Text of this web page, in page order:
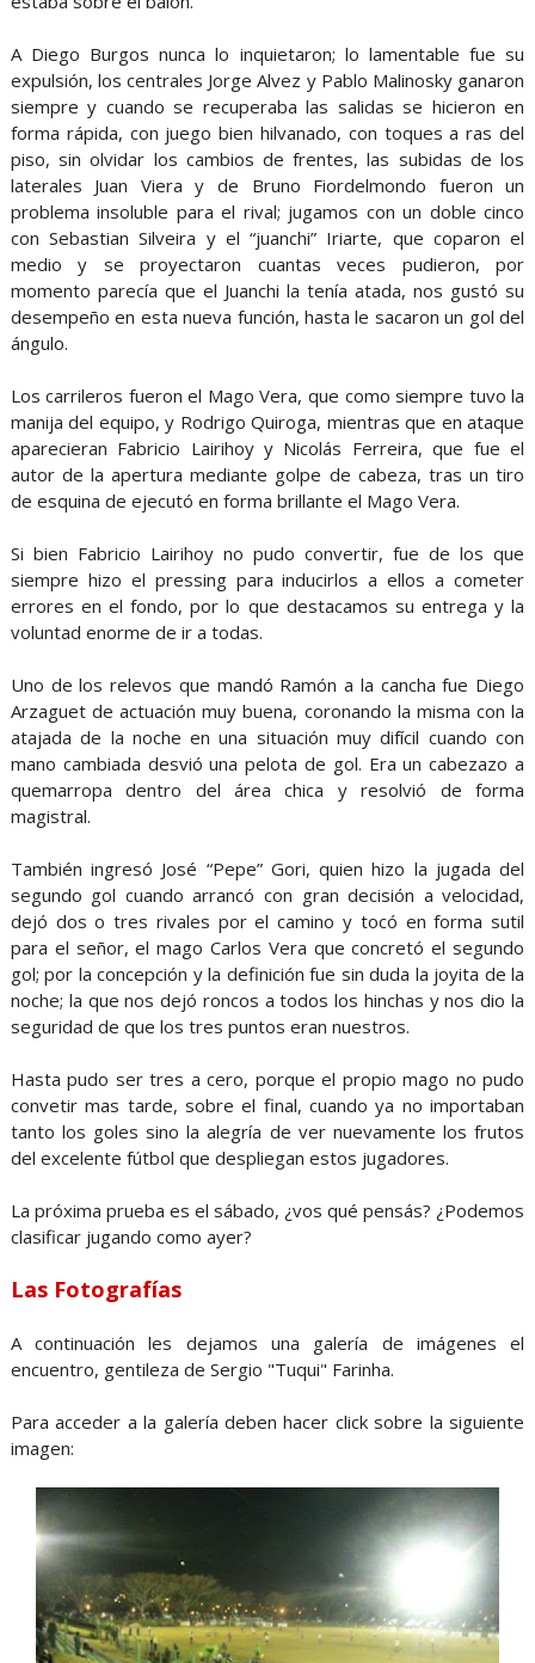
A Diego Burgos nunca lo inquietaron; lo lamentable fue su
expulsión, los centrales Jorge Alvez y Pablo Malinosky ganaron
siempre y cuando se recuperaba las salidas se hicieron en
forma rápida, con juego bien hilvanado, con toques a ras del
piso, sin olvidar los cambios de frentes, las subidas de los
laterales Juan Viera y de Bruno Fiordelmondo fueron un
problema insoluble para el rival; jugamos con un doble cinco
con Sebastian Silveira y el “juanchi” Iriarte, que coparon el
medio y se proyectaron cuantas veces pudieron, por
momento parecía que el Juanchi la tenía atada, nos gustó su
desempeño en esta nueva función, hasta le sacaron un gol del
ángulo.
Los carrileros fueron el Mago Vera, que como siempre tuvo la
manija del equipo, y Rodrigo Quiroga, mientras que en ataque
aparecieran Fabricio Lairihoy y Nicolás Ferreira, que fue el
autor de la apertura mediante golpe de cabeza, tras un tiro
de esquina de ejecutó en forma brillante el Mago Vera.
Si bien Fabricio Lairihoy no pudo convertir, fue de los que
siempre hizo el pressing para inducirlos a ellos a cometer
errores en el fondo, por lo que destacamos su entrega y la
voluntad enorme de ir a todas.
Uno de los relevos que mandó Ramón a la cancha fue Diego
Arzaguet de actuación muy buena, coronando la misma con la
atajada de la noche en una situación muy difícil cuando con
mano cambiada desvió una pelota de gol. Era un cabezazo a
quemarropa dentro del área chica y resolvió de forma
magistral.
También ingresó José “Pepe” Gori, quien hizo la jugada del
segundo gol cuando arrancó con gran decisión a velocidad,
dejó dos o tres rivales por el camino y tocó en forma sutil
para el señor, el mago Carlos Vera que concretó el segundo
gol; por la concepción y la definición fue sin duda la joyita de la
noche; la que nos dejó roncos a todos los hinchas y nos dio la
seguridad de que los tres puntos eran nuestros.
Hasta pudo ser tres a cero, porque el propio mago no pudo
convetir mas tarde, sobre el final, cuando ya no importaban
tanto los goles sino la alegría de ver nuevamente los frutos
del excelente fútbol que despliegan estos jugadores.
La próxima prueba es el sábado, ¿vos qué pensás? ¿Podemos
clasificar jugando como ayer?
Las Fotografías
A continuación les dejamos una galería de imágenes el
encuentro, gentileza de Sergio "Tuqui" Farinha.
Para acceder a la galería deben hacer click sobre la siguiente
imagen: